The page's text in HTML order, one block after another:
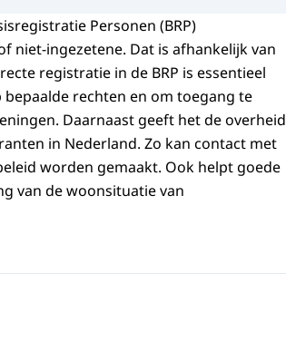
Personen (BRP)
niet-ingezetene. Dat is afhankelijk van
registratie in de BRP is essentieel
rechten en om toegang te
Daarnaast geeft het de overheid
in Nederland. Zo kan contact met
worden gemaakt. Ook helpt goede
van de woonsituatie van